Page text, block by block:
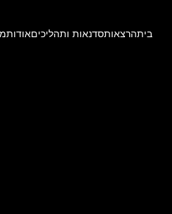
ביתהרצאותסדנאות ותהליכיםאודות